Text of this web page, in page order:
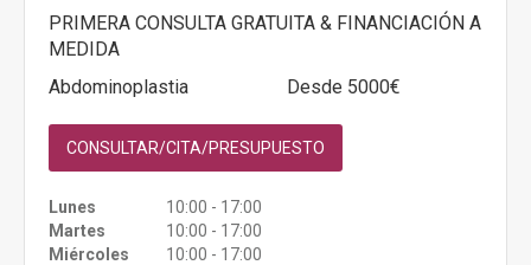
PRIMERA CONSULTA GRATUITA & FINANCIACIÓN A
MEDIDA
Abdominoplastia
Desde 5000€
CONSULTAR/CITA/PRESUPUESTO
Lunes
10:00 - 17:00
Martes
10:00 - 17:00
Miércoles
10:00 - 17:00